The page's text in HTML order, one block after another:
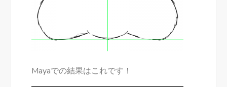
Mayaでの結果はこれです！